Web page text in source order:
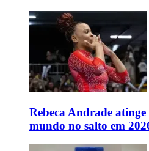
Rebeca Andrade
mundo no salto em